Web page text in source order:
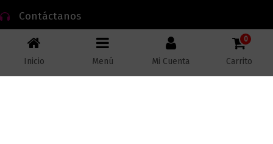
Contáctanos
Todos los derechos reservados © 2026 Lectores.co |
Inicio Menú Mi Cuenta
0
Carrito